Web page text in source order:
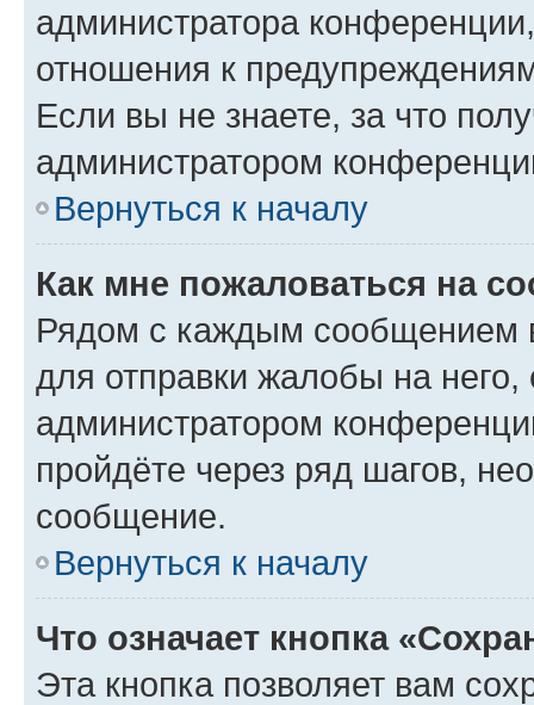
администратора
отношения к
Если вы не знаете, за что
администратором
Вернуться к началу
Как мне пожаловаться на
Рядом с каждым сообщением
для отправки жалобы на
администратором
пройдёте через ряд шагов,
сообщение.
Вернуться к началу
Что означает кнопка
Эта кнопка позволяет вам